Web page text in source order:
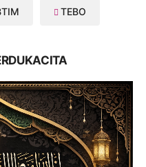
TEBO